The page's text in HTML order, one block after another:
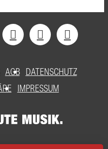
AGB DATENSCHUTZ
IMPRESSUM